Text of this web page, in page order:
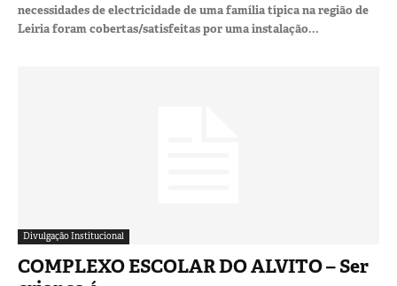
necessidades de electricidade de uma família típica na região de
Leiria foram cobertas/satisfeitas por uma instalação...
Divulgação Institucional
COMPLEXO ESCOLAR DO ALVITO – Ser